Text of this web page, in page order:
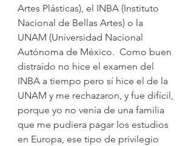
Artes Plásticas), el INBA (Instituto
Nacional de Bellas Artes) o la
UNAM (Universidad Nacional
Autónoma de México.  Como buen
distraído no hice el examen del
INBA a tiempo pero sí hice el de la
UNAM y me rechazaron, y fue difícil,
porque yo no venía de una familia
que me pudiera pagar los estudios
en Europa, ese tipo de privilegio